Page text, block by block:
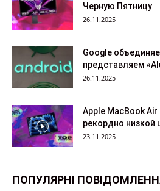
Черную Пятницу
26.11.2025
Google
представляем
26.11.2025
Apple MacBook
рекордно низкой
23.11.2025
ПОПУЛЯРНІ